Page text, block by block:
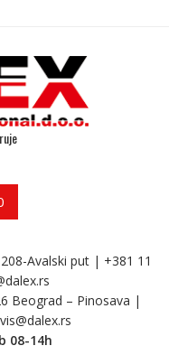
Avalski put | +381 11
Beograd – Pinosava |
08-14h